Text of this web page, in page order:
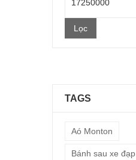
nhất
cao
nhất
Lọc
TAGS
Aó Monton
Bánh sau xe đạp